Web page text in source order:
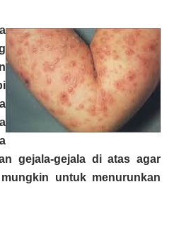
gejala-gejala di atas agar
untuk menurunkan